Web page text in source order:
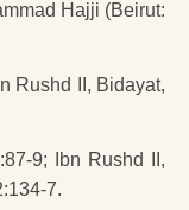
Hajji (Beirut:
Rushd II, Bidayat,
9; Ibn Rushd II,
7.